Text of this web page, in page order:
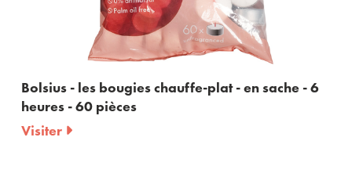
Bolsius - les bougies chauffe-plat - en sache - 6
heures - 60 pièces
Visiter